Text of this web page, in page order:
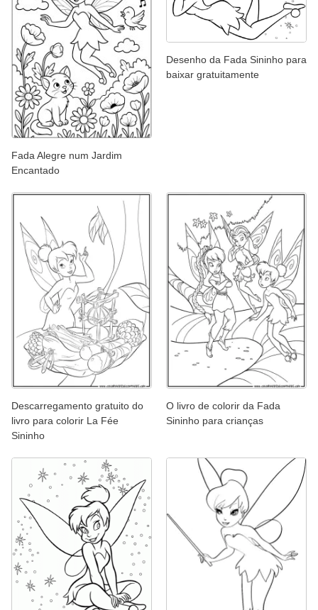
Fada Alegre num Jardim
Encantado
Desenho da Fada Sininho para
baixar gratuitamente
Descarregamento gratuito do
livro para colorir La Fée
Sininho
O livro de colorir da Fada
Sininho para crianças